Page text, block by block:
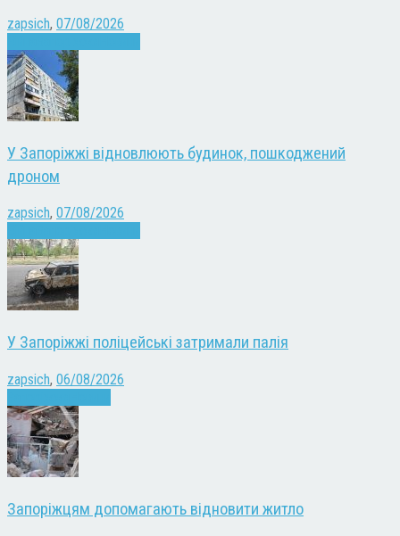
zapsich, 07/08/2026
У Запоріжжі відновлюють будинок, пошкоджений
дроном
zapsich, 07/08/2026
У Запоріжжі поліцейські затримали палія
zapsich, 06/08/2026
Запоріжцям допомагають відновити житло